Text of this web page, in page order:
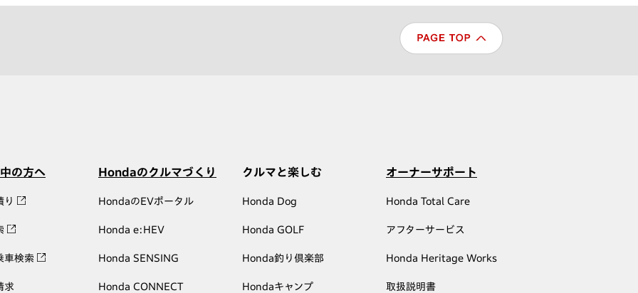
の方へ
り
車検索
求
Hondaのクルマづくり
HondaのEVポータル
Honda e:HEV
Honda SENSING
Honda CONNECT
クルマと楽しむ
Honda Dog
Honda GOLF
Honda釣り倶楽部
Hondaキャンプ
オーナーサポート
Honda Total Care
アフターサービス
Honda Heritage Works
取扱説明書